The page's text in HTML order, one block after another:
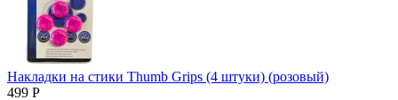
Накладки на стики Thumb Grips (4 штуки) (розовый)
499 Р